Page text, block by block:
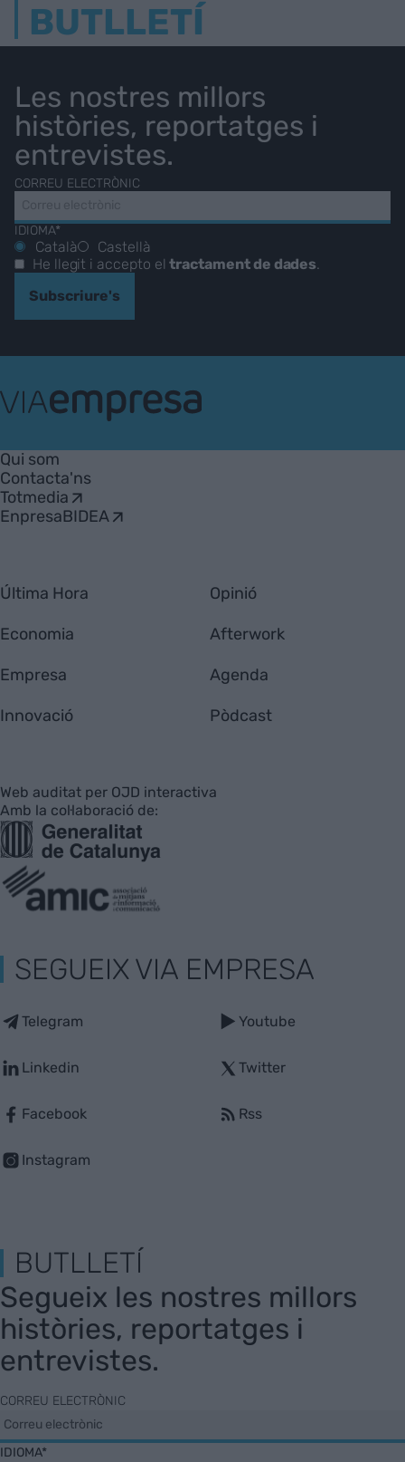
BUTLLETÍ
Les nostres millors
històries, reportatges i
entrevistes.
CORREU ELECTRÒNIC
IDIOMA*
Català
Castellà
He llegit i accepto eltractament de dades.
Subscriure's
Empresa
Qui som
Contacta'ns
Totmedia
EnpresaBIDEA
Última Hora
Economia
Empresa
Innovació
Opinió
Afterwork
Agenda
Pòdcast
Web auditat per OJD interactiva
Amb la col·laboració de:
SEGUEIX VIA EMPRESA
Telegram
Linkedin
Facebook
Instagram
Youtube
Twitter
Rss
BUTLLETÍ
Segueix les nostres millors
històries, reportatges i
entrevistes.
CORREU ELECTRÒNIC
IDIOMA*